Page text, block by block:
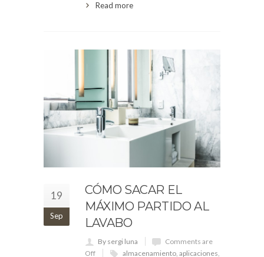
Read more
19
Sep
CÓMO SACAR EL
MÁXIMO PARTIDO AL
LAVABO
By sergi luna
Comments are
Off
almacenamiento aplicaciones